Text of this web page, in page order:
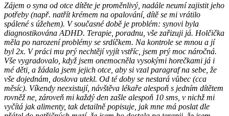
Zájem o syna od otce dítěte je proměnlivý, nadále neumí zajistit jeho
potřeby (např. natřít krémem na opalování, dítě se mi vrátilo
spálené s úžehem). V současné době je problém: synovi byla
diagnostikována ADHD. Terapie, poradnu, vše zařizuji já. Holčička
měla po narození problémy se srdíčkem. Na kontrole se mnou a jí
byl 2x. V práci mu prý nechtějí vyjít vstříc, jsem prý moc náročná.
Vše vygradovalo, když jsem onemocněla vysokými horečkami já i
mé děti, a žádala jsem jejich otce, aby si vzal paragraf na sebe, že
vše dojednám, doslova utekl. Od té doby se nestará vůbec (cca
měsíc). Víkendy neexistují, návštěva lékaře alespoň s jedním dítětem
rovněž ne, zároveň mi každý den zašle alespoň 10 sms, v nichž mi
vyčítá jak alimenty, tak detailně popisuje, jak mne má poslat dle